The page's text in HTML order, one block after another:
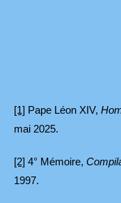
[1] Pape Léon XIV,
mai 2025.
[2] 4° Mémoire,
1997.